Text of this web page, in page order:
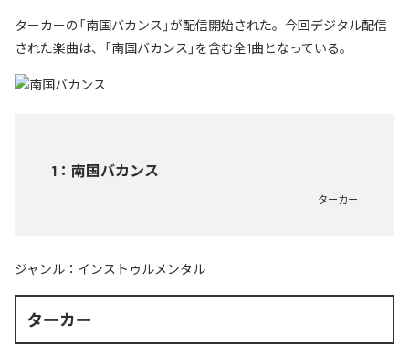
ターカーの「南国バカンス」が配信開始された。今回デジタル配信
された楽曲は、「南国バカンス」を含む全1曲となっている。
1 ： 南国バカンス
ターカー
ジャンル： インストゥルメンタル
ターカー